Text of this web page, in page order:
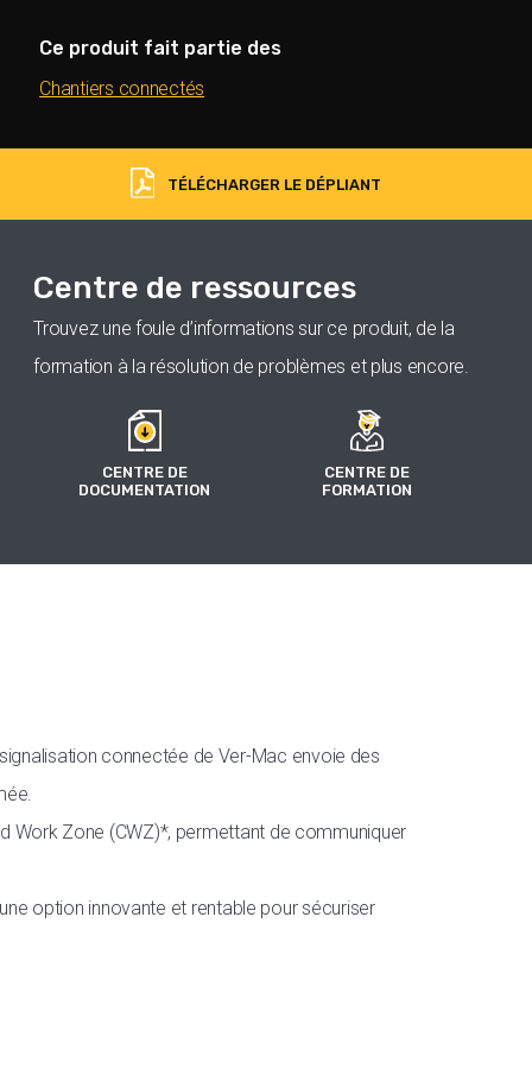
Ce produit fait partie des
Chantiers connectés
TÉLÉCHARGER LE DÉPLIANT
Centre de ressources
Trouvez une foule d’informations sur ce produit, de la
formation à la résolution de problèmes et plus encore.
CENTRE DE
DOCUMENTATION
CENTRE DE
FORMATION
connectée de Ver-Mac envoie des
Work Zone (CWZ)*, permettant de communiquer
option innovante et rentable pour sécuriser